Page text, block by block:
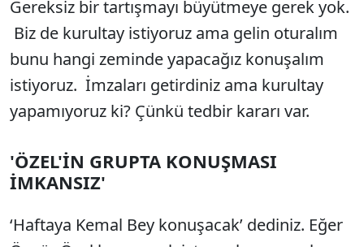
Gereksiz bir tartışmayı büyütmeye gerek yok.
Biz de kurultay istiyoruz ama gelin oturalım
bunu hangi zeminde yapacağız konuşalım
istiyoruz. İmzaları getirdiniz ama kurultay
yapamıyoruz ki? Çünkü tedbir kararı var.
'ÖZEL'İN GRUPTA KONUŞMASI
İMKANSIZ'
‘Haftaya Kemal Bey konuşacak’ dediniz. Eğer